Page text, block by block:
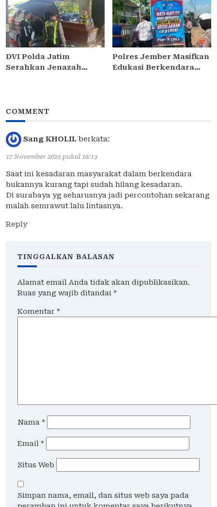
Pulut Ketan Ungu
Berkekuatan Hukum
Tetap
DVI Polda Jatim
Serahkan Jenazah
Polres Jember Masifkan
Edukasi Berkendara
COMMENT
Sang KHOLIL berkata:
17 November 2025 pukul 16:13
Saat ini kesadaran masyarakat dalam berkendara
bukannya kurang tapi sudah hilang kesadaran.
Di surabaya yg seharusnya jadi percontohan sekarang
malah semrawut lalu lintasnya.
Reply
TINGGALKAN BALASAN
Alamat email Anda tidak akan dipublikasikan.
Ruas yang wajib ditandai *
Komentar *
Nama *
Email *
Situs Web
Simpan nama, email, dan situs web saya pada